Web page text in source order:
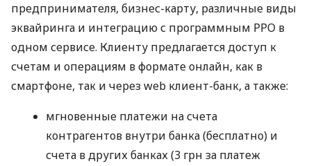
предпринимателя, бизнес-карту, различные виды
эквайринга и интеграцию с программным РРО в
одном сервисе. Клиенту предлагается доступ к
счетам и операциям в формате онлайн, как в
смартфоне, так и через web клиент-банк, а также:
мгновенные платежи на счета
контрагентов внутри банка (бесплатно) и
счета в других банках (3 грн за платеж